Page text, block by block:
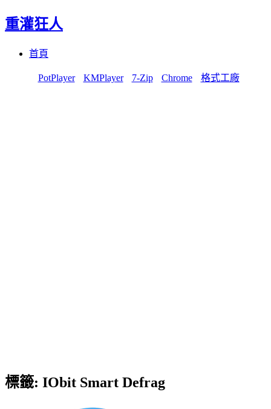
重灌狂人
首頁
PotPlayer KMPlayer 7-Zip Chrome 格式工廠
標籤: IObit Smart Defrag